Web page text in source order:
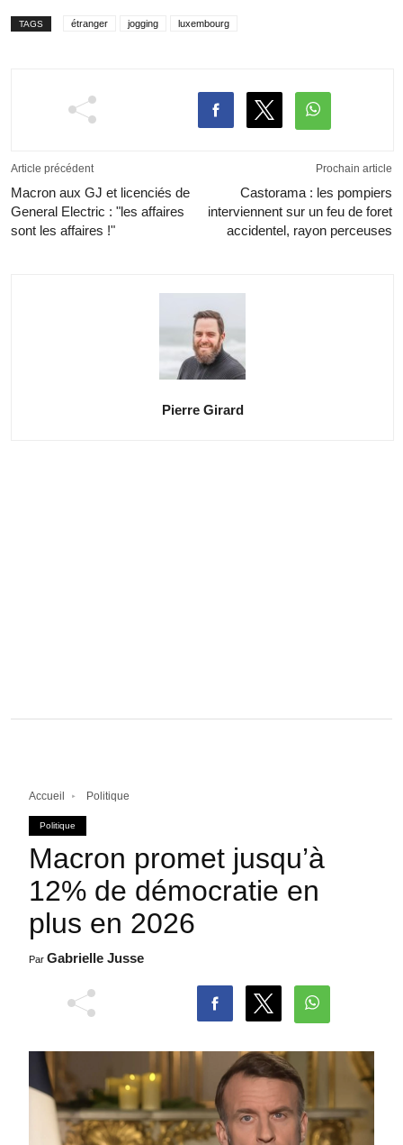
TAGS étranger jogging luxembourg
Article précédent
Macron aux GJ et licenciés de
General Electric : "les affaires
sont les affaires !"
Prochain article
Castorama : les pompiers
interviennent sur un feu de foret
accidentel, rayon perceuses
Pierre Girard